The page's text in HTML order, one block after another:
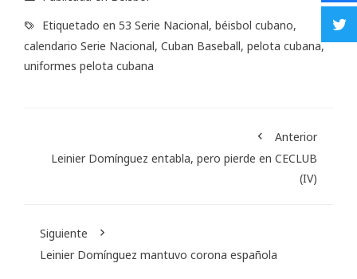
Etiquetado en 53 Serie Nacional, béisbol cubano,
calendario Serie Nacional, Cuban Baseball, pelota cubana,
uniformes pelota cubana
Anterior
Leinier Domínguez entabla, pero pierde en CECLUB
(IV)
Siguiente
Leinier Domínguez mantuvo corona española